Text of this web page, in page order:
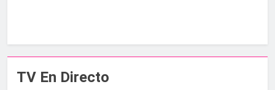
TV En Directo